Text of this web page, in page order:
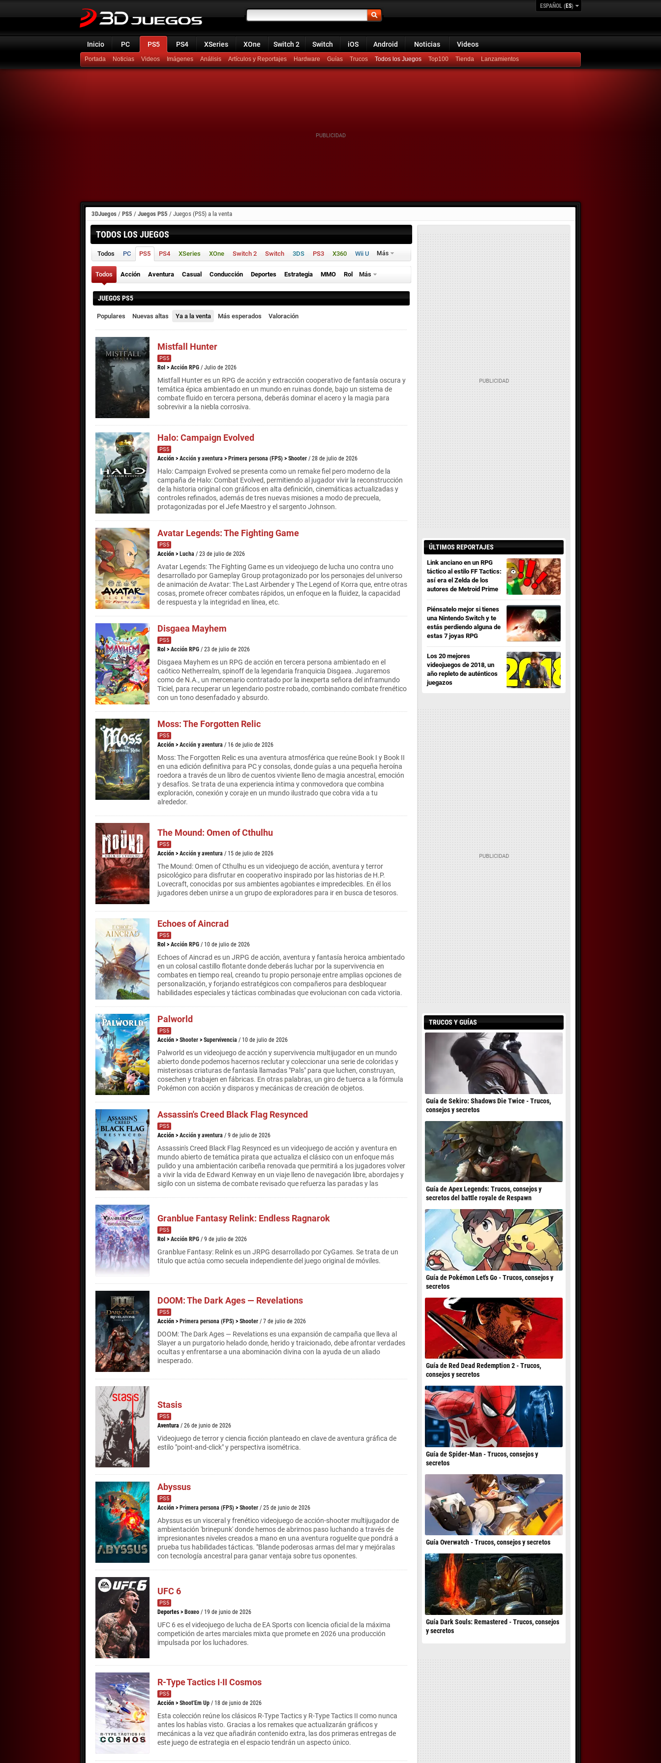
ESPAÑOL (ES)
Inicio PC PS5 PS4 XSeries XOne Switch 2 Switch iOS Android Noticias Videos
Portada Noticias Videos Imágenes Análisis Artículos y Reportajes Hardware Guías Trucos Todos los Juegos Top100 Lanzamientos
3DJuegos / PS5 / Juegos PS5 / Juegos (PS5) a la venta
TODOS LOS JUEGOS
Todos PC PS5 PS4 XSeries XOne Switch 2 Switch 3DS PS3 X360 Wii U Más
Todos Acción Aventura Casual Conducción Deportes Estrategia MMO Rol Más
JUEGOS PS5
Populares Nuevas altas Ya a la venta Más esperados Valoración
Mistfall Hunter
PS5
Rol > Acción RPG / Julio de 2026
Mistfall Hunter es un RPG de acción y extracción cooperativo de fantasía oscura y
temática épica ambientado en un mundo en ruinas donde, bajo un sistema de
combate fluido en tercera persona, deberás dominar el acero y la magia para
sobrevivir a la niebla corrosiva.
Halo: Campaign Evolved
PS5
Acción > Acción y aventura > Primera persona (FPS) > Shooter / 28 de julio de 2026
Halo: Campaign Evolved se presenta como un remake fiel pero moderno de la
campaña de Halo: Combat Evolved, permitiendo al jugador vivir la reconstrucción
de la historia original con gráficos en alta definición, cinemáticas actualizadas y
controles refinados, además de tres nuevas misiones a modo de precuela,
protagonizadas por el Jefe Maestro y el sargento Johnson.
Avatar Legends: The Fighting Game
PS5
Acción > Lucha / 23 de julio de 2026
Avatar Legends: The Fighting Game es un videojuego de lucha uno contra uno
desarrollado por Gameplay Group protagonizado por los personajes del universo
de animación de Avatar: The Last Airbender y The Legend of Korra que, entre otras
cosas, promete ofrecer combates rápidos, un enfoque en la fluidez, la capacidad
de respuesta y la integridad en línea, etc.
Disgaea Mayhem
PS5
Rol > Acción RPG / 23 de julio de 2026
Disgaea Mayhem es un RPG de acción en tercera persona ambientado en el
caótico Netherrealm, spinoff de la legendaria franquicia Disgaea. Jugaremos
como de N.A., un mercenario contratado por la inexperta señora del inframundo
Ticiel, para recuperar un legendario postre robado, combinando combate frenético
con un tono desenfadado y absurdo.
Moss: The Forgotten Relic
PS5
Acción > Acción y aventura / 16 de julio de 2026
Moss: The Forgotten Relic es una aventura atmosférica que reúne Book I y Book II
en una edición definitiva para PC y consolas, donde guías a una pequeña heroína
roedora a través de un libro de cuentos viviente lleno de magia ancestral, emoción
y desafíos. Se trata de una experiencia íntima y conmovedora que combina
exploración, conexión y coraje en un mundo ilustrado que cobra vida a tu
alrededor.
The Mound: Omen of Cthulhu
PS5
Acción > Acción y aventura / 15 de julio de 2026
The Mound: Omen of Cthulhu es un videojuego de acción, aventura y terror
psicológico para disfrutar en cooperativo inspirado por las historias de H.P.
Lovecraft, conocidas por sus ambientes agobiantes e impredecibles. En él los
jugadores deben unirse a un grupo de exploradores para ir en busca de tesoros.
Echoes of Aincrad
PS5
Rol > Acción RPG / 10 de julio de 2026
Echoes of Aincrad es un JRPG de acción, aventura y fantasía heroica ambientado
en un colosal castillo flotante donde deberás luchar por la supervivencia en
combates en tiempo real, creando tu propio personaje entre amplias opciones de
personalización, y forjando estratégicos con compañeros para desbloquear
habilidades especiales y tácticas combinadas que evolucionan con cada victoria.
Palworld
PS5
Acción > Shooter > Supervivencia / 10 de julio de 2026
Palworld es un videojuego de acción y supervivencia multijugador en un mundo
abierto donde podemos hacernos reclutar y coleccionar una serie de coloridas y
misteriosas criaturas de fantasía llamadas "Pals" para que luchen, construyan,
cosechen y trabajen en fábricas. En otras palabras, un giro de tuerca a la fórmula
Pokémon con acción y disparos y mecánicas de creación de objetos.
Assassin's Creed Black Flag Resynced
PS5
Acción > Acción y aventura / 9 de julio de 2026
Assassin's Creed Black Flag Resynced es un videojuego de acción y aventura en
mundo abierto de temática pirata que actualiza el clásico con un enfoque más
pulido y una ambientación caribeña renovada que permitirá a los jugadores volver
a vivir la vida de Edward Kenway en un viaje lleno de navegación libre, abordajes y
sigilo con un sistema de combate revisado que refuerza las paradas y las
Granblue Fantasy Relink: Endless Ragnarok
PS5
Rol > Acción RPG / 9 de julio de 2026
Granblue Fantasy: Relink es un JRPG desarrollado por CyGames. Se trata de un
título que actúa como secuela independiente del juego original de móviles.
DOOM: The Dark Ages — Revelations
PS5
Acción > Primera persona (FPS) > Shooter / 7 de julio de 2026
DOOM: The Dark Ages — Revelations es una expansión de campaña que lleva al
Slayer a un purgatorio helado donde, herido y traicionado, debe afrontar verdades
ocultas y enfrentarse a una abominación divina con la ayuda de un aliado
inesperado.
Stasis
PS5
Aventura / 26 de junio de 2026
Videojuego de terror y ciencia ficción planteado en clave de aventura gráfica de
estilo "point-and-click" y perspectiva isométrica.
Abyssus
PS5
Acción > Primera persona (FPS) > Shooter / 25 de junio de 2026
Abyssus es un visceral y frenético videojuego de acción-shooter multijugador de
ambientación 'brinepunk' donde hemos de abrirnos paso luchando a través de
impresionantes niveles creados a mano en una aventura roguelite que pondrá a
prueba tus habilidades tácticas. "Blande poderosas armas del mar y mejóralas
con tecnología ancestral para ganar ventaja sobre tus oponentes.
UFC 6
PS5
Deportes > Boxeo / 19 de junio de 2026
UFC 6 es el videojuego de lucha de EA Sports con licencia oficial de la máxima
competición de artes marciales mixta que promete en 2026 una producción
impulsada por los luchadores.
R-Type Tactics I·II Cosmos
PS5
Acción > Shoot'Em Up / 18 de junio de 2026
Esta colección reúne los clásicos R-Type Tactics y R-Type Tactics II como nunca
antes los habías visto. Gracias a los remakes que actualizarán gráficos y
mecánicas a la vez que añadirán contenido extra, las dos primeras entregas de
este juego de estrategia en el espacio tendrán un aspecto único.
ÚLTIMOS REPORTAJES
Link anciano en un RPG
táctico al estilo FF Tactics:
así era el Zelda de los
autores de Metroid Prime
Piénsatelo mejor si tienes
una Nintendo Switch y te
estás perdiendo alguna de
estas 7 joyas RPG
Los 20 mejores
videojuegos de 2018, un
año repleto de auténticos
juegazos
TRUCOS Y GUÍAS
Guía de Sekiro: Shadows Die Twice - Trucos,
consejos y secretos
Guía de Apex Legends: Trucos, consejos y
secretos del battle royale de Respawn
Guía de Pokémon Let's Go - Trucos, consejos y
secretos
Guía de Red Dead Redemption 2 - Trucos,
consejos y secretos
Guía de Spider-Man - Trucos, consejos y
secretos
Guía Overwatch - Trucos, consejos y secretos
Guía Dark Souls: Remastered - Trucos, consejos
y secretos